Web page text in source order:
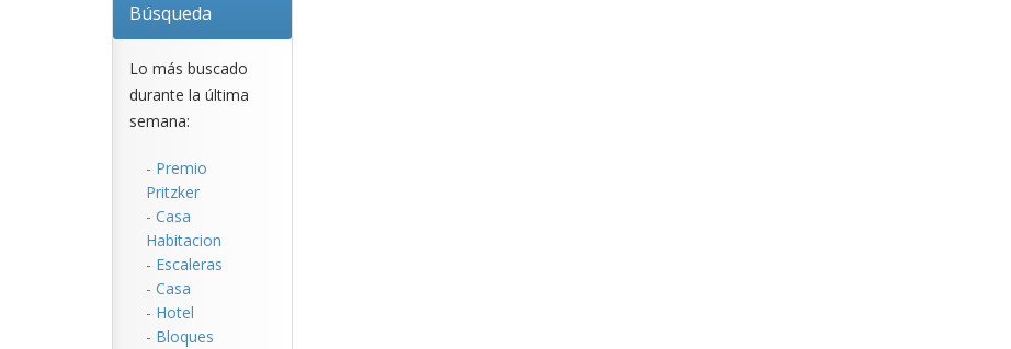
Búsqueda
Lo más buscado
durante la última
semana:
- Premio
Pritzker
- Casa
Habitacion
- Escaleras
- Casa
- Hotel
- Bloques